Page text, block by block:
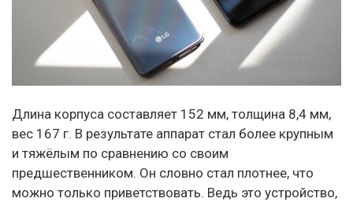
Длина корпуса составляет 152 мм, толщина 8,4 мм,
вес 167 г. В результате аппарат стал более крупным
и тяжёлым по сравнению со своим
предшественником. Он словно стал плотнее, что
можно только приветствовать. Ведь это устройство,